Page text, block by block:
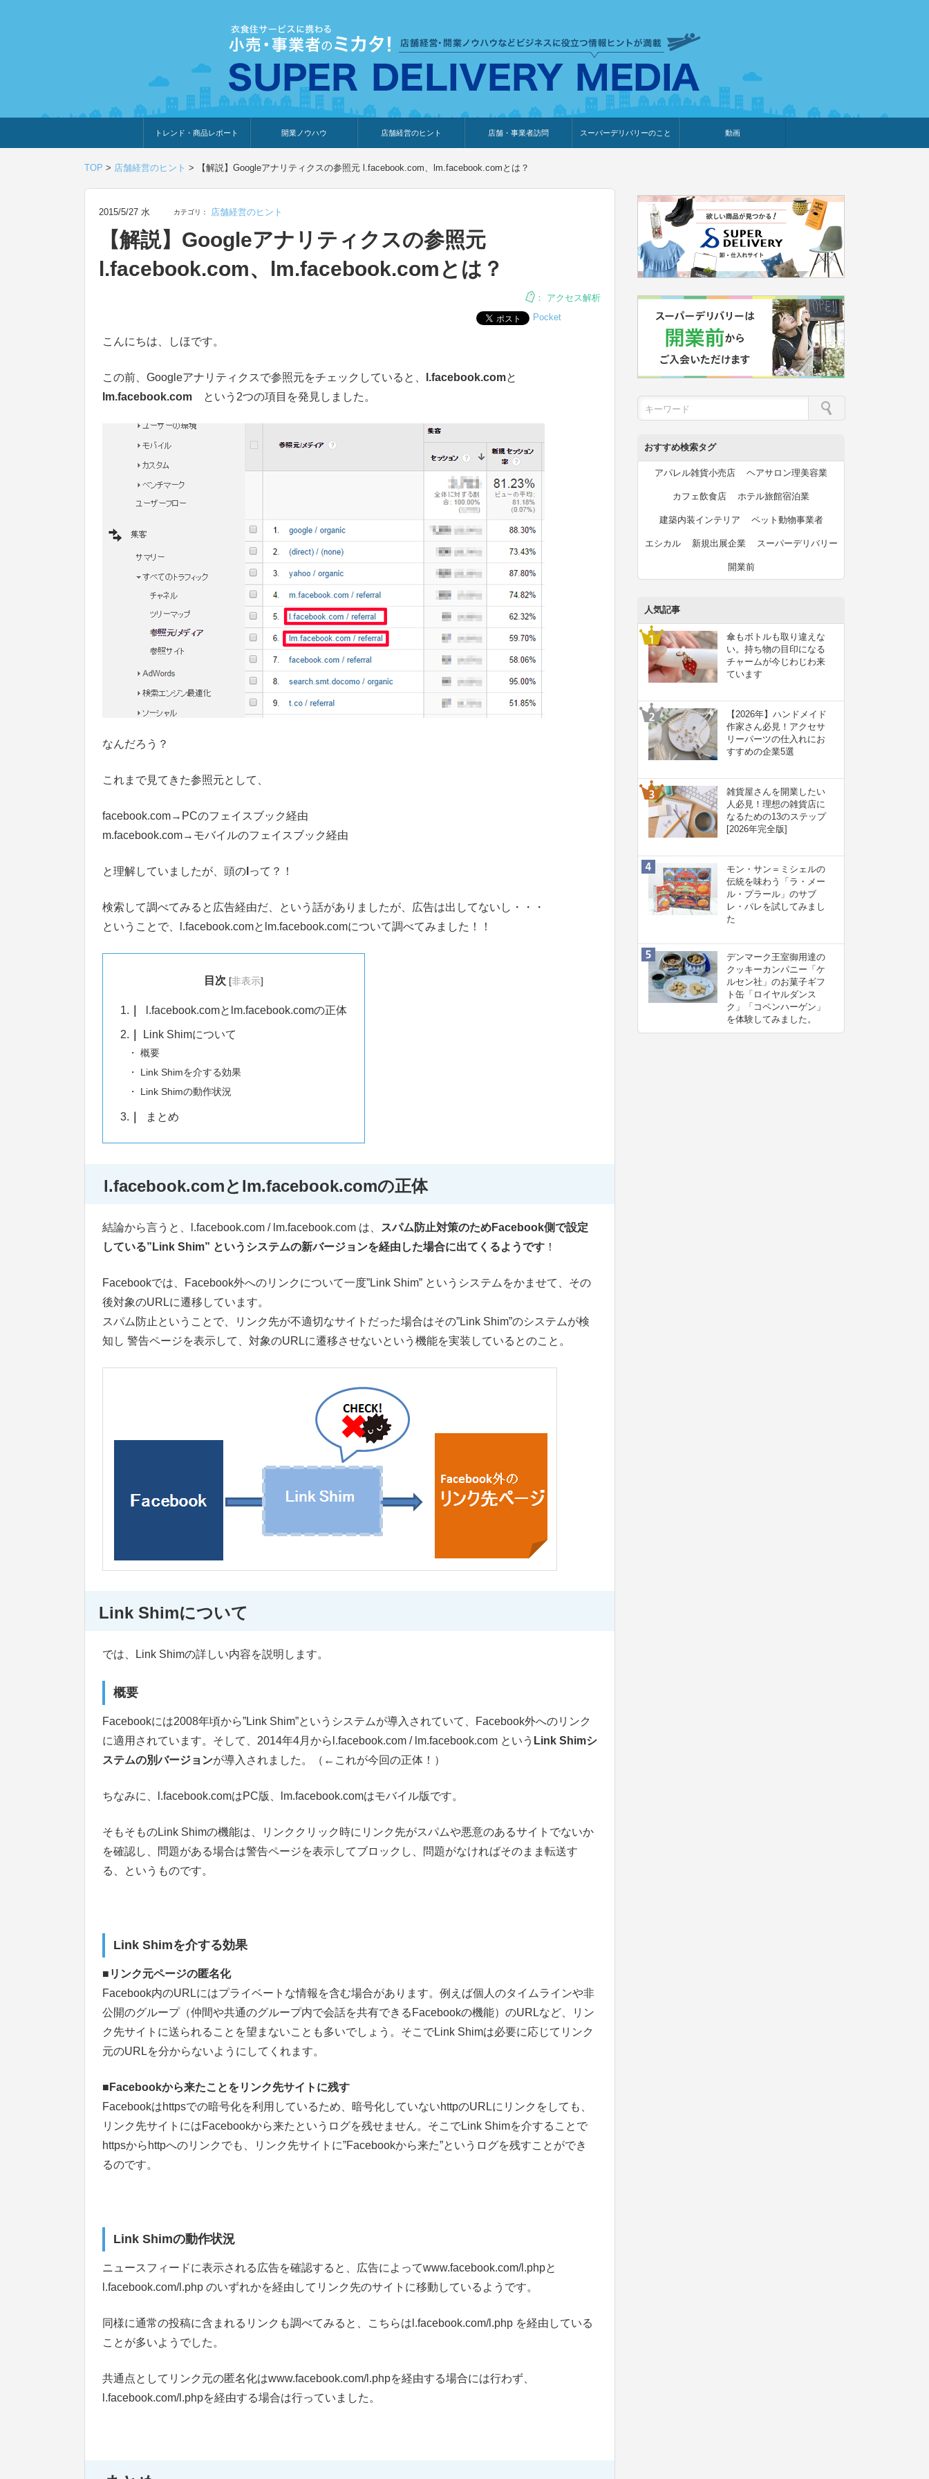
トレンド・商品レポート
トレンド・特集
人気ランキング
出展企業のおすすめ
商品体験・レビュー
暮らしの提案
開業ノウハウ
開業までの道のり
開業知識・情報
店舗経営のヒント
ウェブ集客・販売促進
仕入れ
展示会情報
接客・販売
知識情報
販促カレンダー
集客・販売促進
店舗・事業者訪問
アパレル店
カフェ・飲食店
ペットサロン
メーカー
他の業種
美容サロン
薬局
観光・ホテル旅館宿泊業
雑貨店
食料品店
スーパーデリバリーのこと 動画
TOP > 店舗経営のヒント > 【解説】Googleアナリティクスの参照元 l.facebook.com、lm.facebook.comとは？
2015/5/27 水 カテゴリ： 店舗経営のヒント
【解説】Googleアナリティクスの参照元
l.facebook.com、lm.facebook.comとは？
： アクセス解析
Pocket
こんにちは、しほです。
この前、Googleアナリティクスで参照元をチェックしていると、 l.facebook.comと
lm.facebook.com
という2つの項目を発見しました。
なんだろう？
これまで見てきた参照元として、
facebook.com→PCのフェイスブック経由
m.facebook.com→モバイルのフェイスブック経由
と理解していましたが、頭の って？！
検索して調べてみると広告経由だ、という話がありましたが、広告は出してないし・・・
ということで、l.facebook.comとlm.facebook.comについて調べてみました！！
目次 [非表示]
1. l.facebook.comとlm.facebook.comの正体
2. Link Shimについて
概要
Link Shimを介する効果
Link Shimの動作状況
3. まとめ
l.facebook.comとlm.facebook.comの正体
結論から言うと、l.facebook.com / lm.facebook.com は、
スパム防止対策のためFacebook側で設定
している”Link Shim” というシステムの新バージョンを経由した場合に出てくるようです ！
Facebookでは、Facebook外へのリンクについて一度”Link Shim” というシステムをかませて、その
後対象のURLに遷移しています。
スパム防止ということで、リンク先が不適切なサイトだった場合はその”Link Shim”のシステムが検
知し 警告ページを表示して、対象のURLに遷移させないという機能を実装しているとのこと。
Link Shimについて
では、Link Shimの詳しい内容を説明します。
概要
Facebookには2008年頃から”Link Shim”というシステムが導入されていて、Facebook外へのリンク
に適用されています。そして、2014年4月からl.facebook.com / lm.facebook.com という Link Shimシ
ステムの別バージョンが導入されました。（←これが今回の正体！）
ちなみに、l.facebook.comはPC版、lm.facebook.comはモバイル版です。
そもそものLink Shimの機能は、リンククリック時にリンク先がスパムや悪意のあるサイトでないか
を確認し、問題がある場合は警告ページを表示してブロックし、問題がなければそのまま転送す
る、というものです。
Link Shimを介する効果
■リンク元ページの匿名化
Facebook内のURLにはプライベートな情報を含む場合があります。例えば個人のタイムラインや非
公開のグループ（仲間や共通のグループ内で会話を共有できるFacebookの機能）のURLなど、リン
ク先サイトに送られることを望まないことも多いでしょう。そこでLink Shimは必要に応じてリンク
元のURLを分からないようにしてくれます。
■Facebookから来たことをリンク先サイトに残す
Facebookはhttpsでの暗号化を利用しているため、暗号化していないhttpのURLにリンクをしても、
リンク先サイトにはFacebookから来たというログを残せません。そこでLink Shimを介することで
httpsからhttpへのリンクでも、リンク先サイトに”Facebookから来た”というログを残すことができ
るのです。
Link Shimの動作状況
ニュースフィードに表示される広告を確認すると、広告によってwww.facebook.com/l.phpと
l.facebook.com/l.php のいずれかを経由してリンク先のサイトに移動しているようです。
同様に通常の投稿に含まれるリンクも調べてみると、こちらはl.facebook.com/l.php を経由している
ことが多いようでした。
共通点としてリンク元の匿名化はwww.facebook.com/l.phpを経由する場合には行わず、
l.facebook.com/l.phpを経由する場合は行っていました。
おすすめ検索タグ
アパレル雑貨小売店 ヘアサロン理美容業
カフェ飲食店 ホテル旅館宿泊業
建築内装インテリア ペット動物事業者
エシカル 新規出展企業 スーパーデリバリー
開業前
人気記事
傘もボトルも取り違えな
い。持ち物の目印になる
チャームが今じわじわ来
ています
【2026年】ハンドメイド
作家さん必見！アクセサ
リーパーツの仕入れにお
すすめの企業5選
雑貨屋さんを開業したい
人必見！理想の雑貨店に
なるための13のステップ
[2026年完全版]
モン・サン＝ミシェルの
伝統を味わう「ラ・メー
ル・プラール」のサブ
レ・パレを試してみまし
た
デンマーク王室御用達の
クッキーカンパニー「ケ
ルセン社」のお菓子ギフ
ト缶「ロイヤルダンス
ク」「コペンハーゲン」
を体験してみました。